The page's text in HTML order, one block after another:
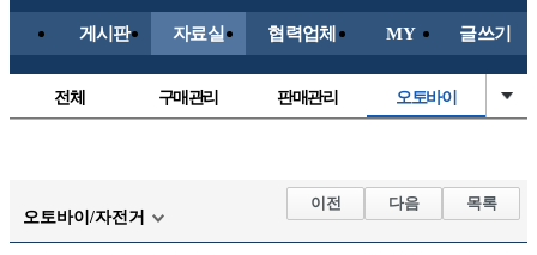
게시판 자료실 협력업체 MY 글쓰기
전체 구매관리 판매관리 오토바이
유머게시판 교통사고
국산차
오토바이/자전거
이전 다음 목록